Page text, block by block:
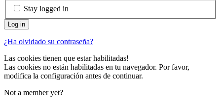
Stay logged in
¿Ha olvidado su contraseña?
Las cookies tienen que estar habilitadas!
Las cookies no están habilitadas en tu navegador. Por favor,
modifica la configuración antes de continuar.
Not a member yet?